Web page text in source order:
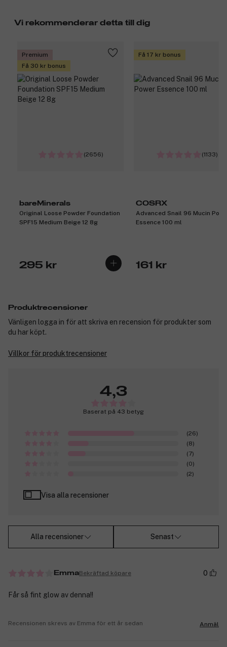
Vi rekommenderar detta till dig
Premium
Få 30 kr bonus
(2656)
bareMinerals
Original Loose Powder Foundation
SPF15 Medium Beige 12 8g
295 kr
Få 17 kr bonus
(1133)
COSRX
Advanced Snail 96 Mucin
Essence 100 ml
161 kr
Produktrecensioner
Vänligen logga in för att skriva en recension för produkter som
du har köpt.
Villkor för produktrecensioner
4,3
Baserat på 43 betyg
(26)
(8)
(7)
(0)
(2)
Visa alla recensioner
Alla recensioner Senast
EmmaBekräftad köpare 0
Får så fint glow av denna!!
Recensionen skrevs av Emma för ett år sedan Anmäl